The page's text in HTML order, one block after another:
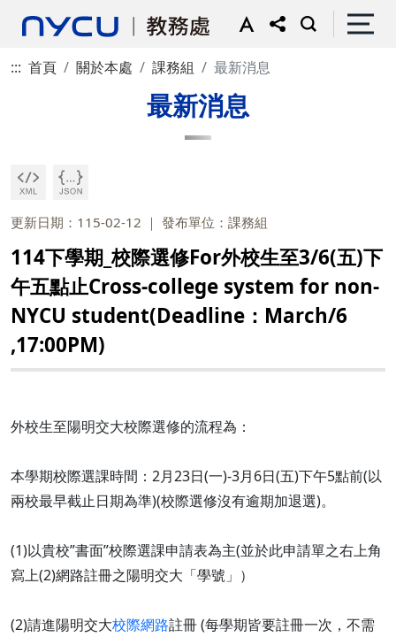
::: 首頁 關於本處 課務組 最新消息
最新消息
更新日期：115-02-12 發布單位：課務組
114下學期_校際選修For外校生至3/6(五)下
午五點止Cross-college system for non-
NYCU student(Deadline：March/6
,17:00PM)
外校生至陽明交大校際選修的流程為：
本學期校際選課時間：2月23日(一)-3月6日(五)下午5點前(以
兩校最早截止日期為準)(校際選修沒有逾期加退選)。
(1)以貴校”書面”校際選課申請表為主(並於此申請單之右上角
寫上(2)網路註冊之陽明交大「學號」）
(2)請進陽明交大校際網路註冊 (每學期皆要註冊一次，不需